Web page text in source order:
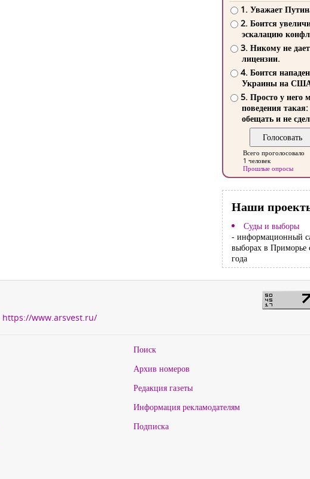
1. Уважает
2. Боится
эскалацию
3. Никому не
лицензии.
4. Боится
Украины на
5. Просто у него
поведения такая:
обещать и не
Всего проголосовало
1 человек
Прошлые опросы
Наши
Суды и выборы
- информационный
выборах в Приморье
года
https://www.arsvest.ru/
Поиск
Архив номеров
Редакция газеты
Информация рекламодателям
Подписка